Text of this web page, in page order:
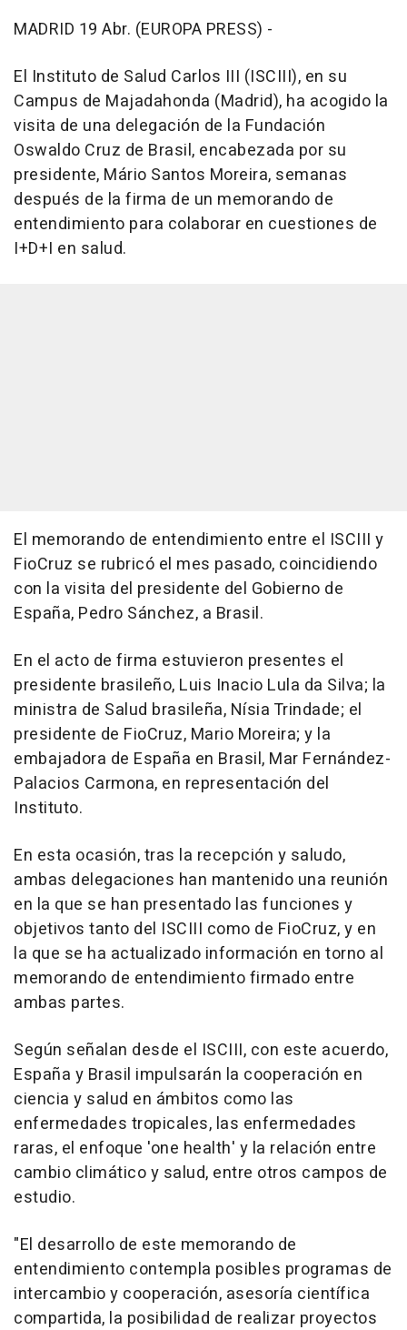
MADRID 19 Abr. (EUROPA PRESS) -
El Instituto de Salud Carlos III (ISCIII), en su
Campus de Majadahonda (Madrid), ha acogido la
visita de una delegación de la Fundación
Oswaldo Cruz de Brasil, encabezada por su
presidente, Mário Santos Moreira, semanas
después de la firma de un memorando de
entendimiento para colaborar en cuestiones de
I+D+I en salud.
El memorando de entendimiento entre el ISCIII y
FioCruz se rubricó el mes pasado, coincidiendo
con la visita del presidente del Gobierno de
España, Pedro Sánchez, a Brasil.
En el acto de firma estuvieron presentes el
presidente brasileño, Luis Inacio Lula da Silva; la
ministra de Salud brasileña, Nísia Trindade; el
presidente de FioCruz, Mario Moreira; y la
embajadora de España en Brasil, Mar Fernández-
Palacios Carmona, en representación del
Instituto.
En esta ocasión, tras la recepción y saludo,
ambas delegaciones han mantenido una reunión
en la que se han presentado las funciones y
objetivos tanto del ISCIII como de FioCruz, y en
la que se ha actualizado información en torno al
memorando de entendimiento firmado entre
ambas partes.
Según señalan desde el ISCIII, con este acuerdo,
España y Brasil impulsarán la cooperación en
ciencia y salud en ámbitos como las
enfermedades tropicales, las enfermedades
raras, el enfoque 'one health' y la relación entre
cambio climático y salud, entre otros campos de
estudio.
"El desarrollo de este memorando de
entendimiento contempla posibles programas de
intercambio y cooperación, asesoría científica
compartida, la posibilidad de realizar proyectos